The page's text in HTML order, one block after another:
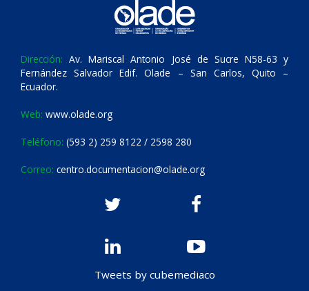
Dirección: Av. Mariscal Antonio José de Sucre N58-63 y
Fernández Salvador Edif. Olade – San Carlos, Quito –
Ecuador.
Web: www.olade.org
Teléfono: (593 2) 259 8122 / 2598 280
Correo: centro.documentacion@olade.org
Tweets by cubemediaco